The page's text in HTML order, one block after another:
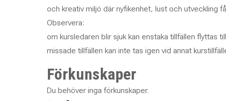
och kreativ miljö där nyfikenhet, lust och utveckling
Observera:
om kursledaren blir sjuk kan enstaka tillfällen flyttas
missade tillfällen kan inte tas igen vid annat
Förkunskaper
Du behöver inga förkunskaper.